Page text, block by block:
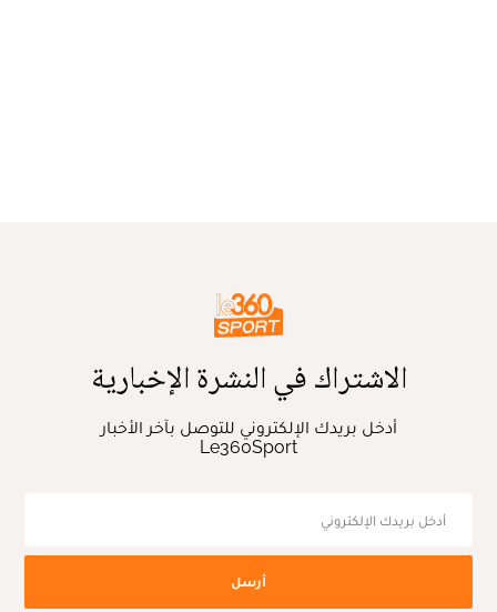
الاشتراك في النشرة الإخبارية
أدخل بريدك الإلكتروني للتوصل بآخر الأخبار
Le360Sport
أرسل